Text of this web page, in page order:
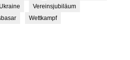
Ukraine
Vereinsjubiläum
Wettkampf